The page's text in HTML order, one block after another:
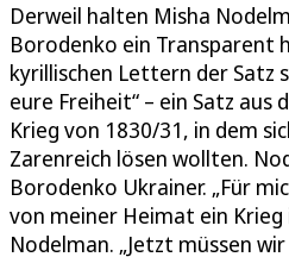
Derweil halten Misha
Borodenko ein Transparent
kyrillischen Lettern der Satz
eure Freiheit“ – ein Satz aus
Krieg von 1830/31, in dem
Zarenreich lösen wollten.
Borodenko Ukrainer. „Für
von meiner Heimat ein Krieg
Nodelman. „Jetzt müssen